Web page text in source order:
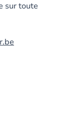
sur toute